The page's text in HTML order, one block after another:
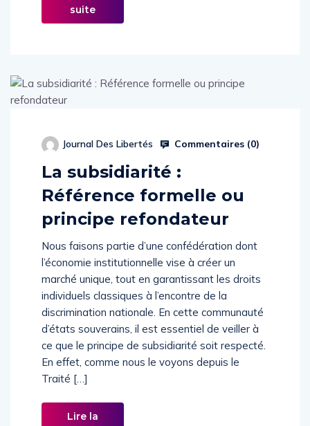
suite
Journal Des Libertés Commentaires (0)
La subsidiarité :
Référence formelle ou
principe refondateur
Nous faisons partie d’une confédération dont
l’économie institutionnelle vise à créer un
marché unique, tout en garantissant les droits
individuels classiques à l’encontre de la
discrimination nationale. En cette communauté
d’états souverains, il est essentiel de veiller à
ce que le principe de subsidiarité soit respecté.
En effet, comme nous le voyons depuis le
Traité […]
Lire la